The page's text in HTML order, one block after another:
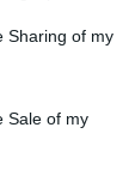
Sharing of my
Sale of my